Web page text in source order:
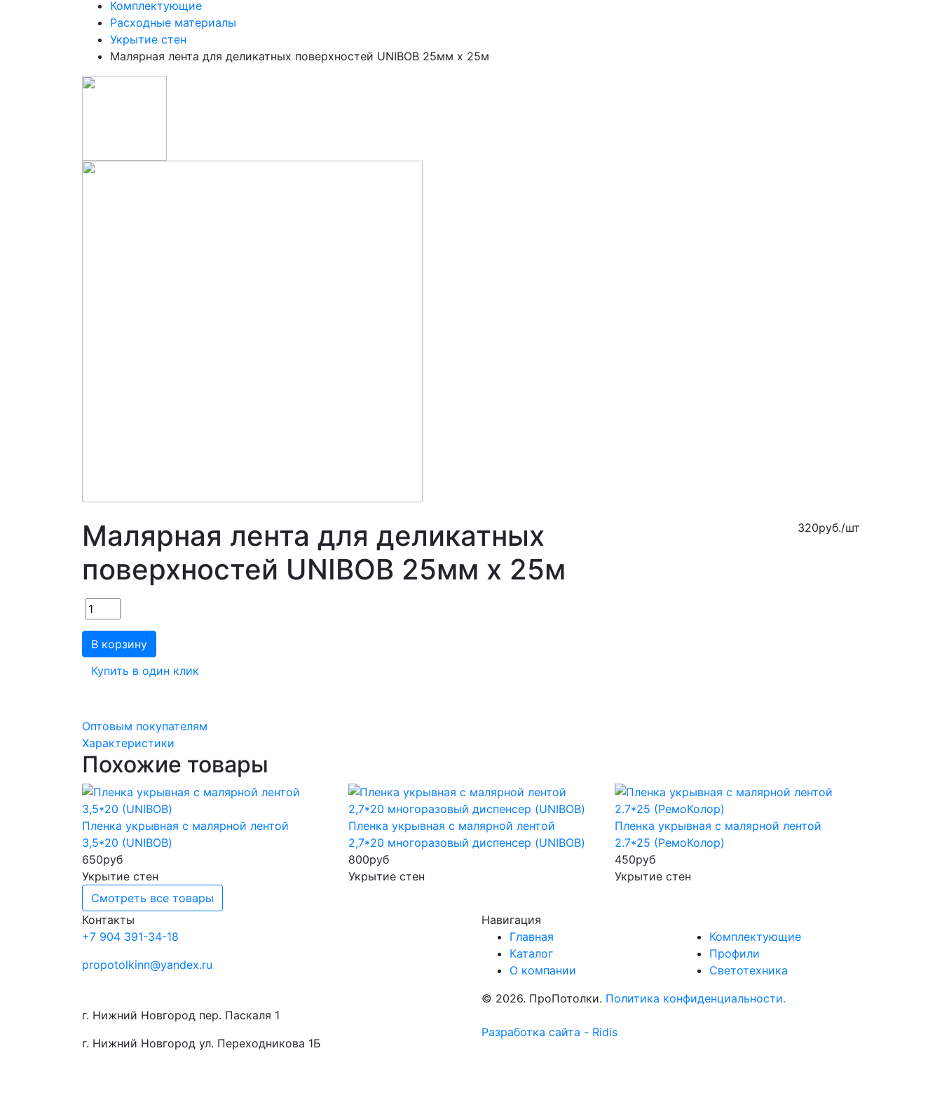
Комплектующие
Расходные материалы
Укрытие стен
Малярная лента для деликатных поверхностей UNIBOB 25мм х 25м
Малярная лента для деликатных
поверхностей UNIBOB 25мм х 25м
320руб./шт
В корзину
Купить в один клик
Оптовым покупателям
Характеристики
Похожие товары
Пленка укрывная с малярной лентой
3,5*20 (UNIBOB)
650руб
Укрытие стен
Пленка укрывная с малярной лентой
2,7*20 многоразовый диспенсер (UNIBOB)
800руб
Укрытие стен
Пленка укрывная с малярной лентой
2.7*25 (РемоКолор)
450руб
Укрытие стен
Смотреть все товары
Контакты
+7 904 391-34-18
propotolkinn@yandex.ru
г. Нижний Новгород пер. Паскаля 1
г. Нижний Новгород ул. Переходникова 1Б
Навигация
Главная
Каталог
О компании
Комплектующие
Профили
Светотехника
© 2026. ПроПотолки. Политика конфиденциальности.
Разработка сайта - Ridis